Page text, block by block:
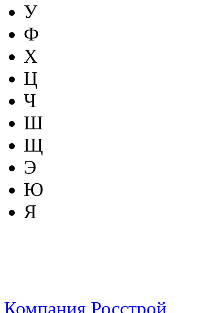
У
Ф
Х
Ц
Ч
Ш
Щ
Э
Ю
Я
Компания Росстрой